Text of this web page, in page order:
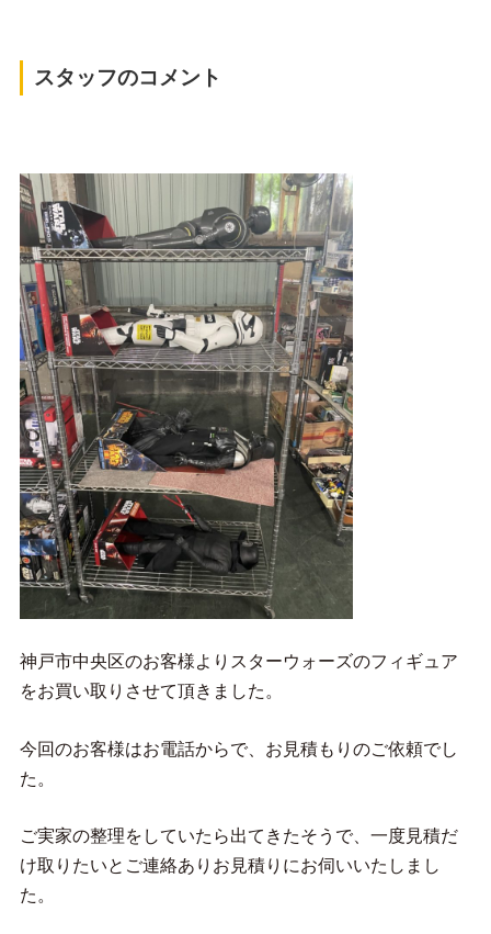
スタッフのコメント
神戸市中央区のお客様よりスターウォーズのフィギュア
をお買い取りさせて頂きました。
今回のお客様はお電話からで、お見積もりのご依頼でし
た。
ご実家の整理をしていたら出てきたそうで、一度見積だ
け取りたいとご連絡ありお見積りにお伺いいたしまし
た。